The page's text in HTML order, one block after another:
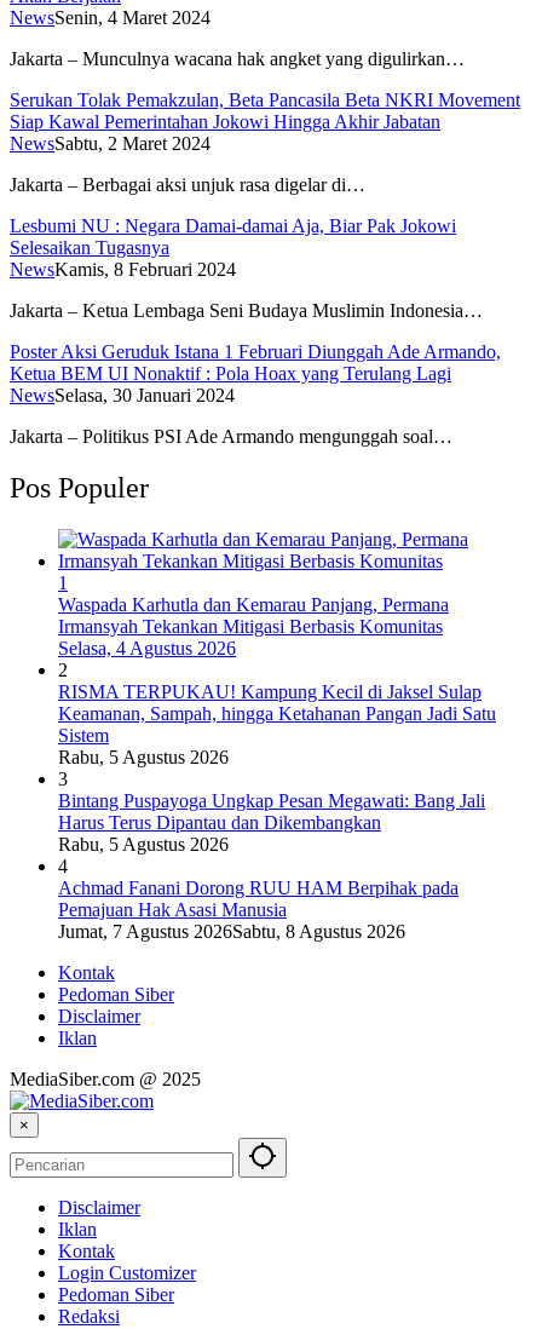
NewsSenin, 4 Maret 2024
Jakarta – Munculnya wacana hak angket yang digulirkan…
Serukan Tolak Pemakzulan, Beta Pancasila Beta NKRI Movement
Siap Kawal Pemerintahan Jokowi Hingga Akhir Jabatan
NewsSabtu, 2 Maret 2024
Jakarta – Berbagai aksi unjuk rasa digelar di…
Lesbumi NU : Negara Damai-damai Aja, Biar Pak Jokowi
Selesaikan Tugasnya
NewsKamis, 8 Februari 2024
Jakarta – Ketua Lembaga Seni Budaya Muslimin Indonesia…
Poster Aksi Geruduk Istana 1 Februari Diunggah Ade Armando,
Ketua BEM UI Nonaktif : Pola Hoax yang Terulang Lagi
NewsSelasa, 30 Januari 2024
Jakarta – Politikus PSI Ade Armando mengunggah soal…
Pos Populer
1
Waspada Karhutla dan Kemarau Panjang, Permana
Irmansyah Tekankan Mitigasi Berbasis Komunitas
Selasa, 4 Agustus 2026
2
RISMA TERPUKAU! Kampung Kecil di Jaksel Sulap
Keamanan, Sampah, hingga Ketahanan Pangan Jadi Satu
Sistem
Rabu, 5 Agustus 2026
3
Bintang Puspayoga Ungkap Pesan Megawati: Bang Jali
Harus Terus Dipantau dan Dikembangkan
Rabu, 5 Agustus 2026
4
Achmad Fanani Dorong RUU HAM Berpihak pada
Pemajuan Hak Asasi Manusia
Jumat, 7 Agustus 2026Sabtu, 8 Agustus 2026
Kontak
Pedoman Siber
Disclaimer
Iklan
MediaSiber.com @ 2025
×
Disclaimer
Iklan
Kontak
Login Customizer
Pedoman Siber
Redaksi